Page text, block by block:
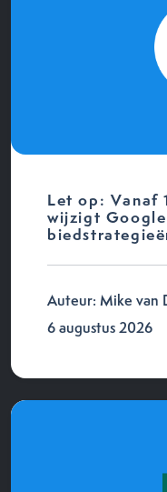
Let op: Vanaf
wijzigt
Auteur: Mike van
6 augustus 2026